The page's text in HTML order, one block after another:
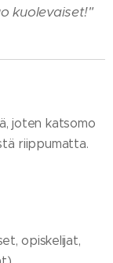
kuolevaiset!"
joten katsomo
riippumatta.
opiskelijat,